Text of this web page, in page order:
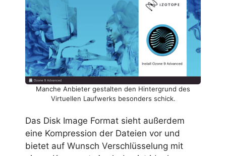
Manche Anbieter gestalten den Hintergrund des
Virtuellen Laufwerks besonders schick.
Das Disk Image Format sieht außerdem
eine Kompression der Dateien vor und
bietet auf Wunsch Verschlüsselung mit